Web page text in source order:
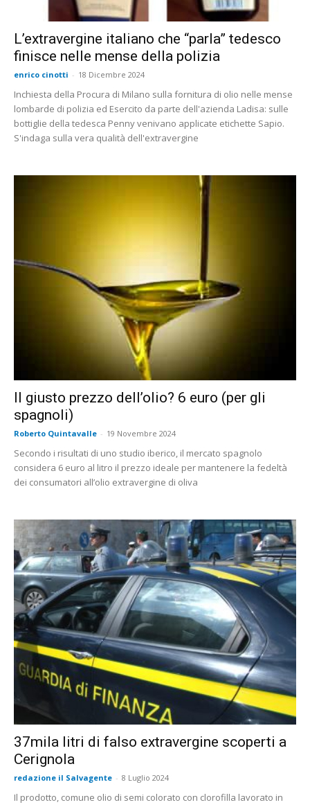
L’extravergine italiano che “parla” tedesco
finisce nelle mense della polizia
enrico cinotti - 18 Dicembre 2024
Inchiesta della Procura di Milano sulla fornitura di olio nelle mense
lombarde di polizia ed Esercito da parte dell'azienda Ladisa: sulle
bottiglie della tedesca Penny venivano applicate etichette Sapio.
S'indaga sulla vera qualità dell'extravergine
Il giusto prezzo dell’olio? 6 euro (per gli
spagnoli)
Roberto Quintavalle - 19 Novembre 2024
Secondo i risultati di uno studio iberico, il mercato spagnolo
considera 6 euro al litro il prezzo ideale per mantenere la fedeltà
dei consumatori all’olio extravergine di oliva
37mila litri di falso extravergine scoperti a
Cerignola
redazione il Salvagente - 8 Luglio 2024
Il prodotto, comune olio di semi colorato con clorofilla lavorato in